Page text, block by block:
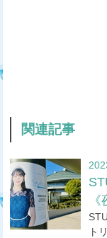
関連記事
ト